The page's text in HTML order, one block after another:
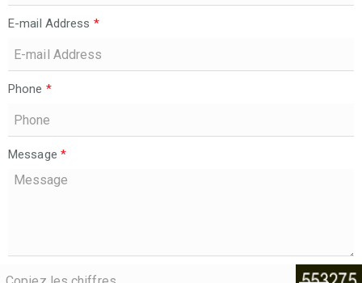
E-mail Address *
Phone *
Message *